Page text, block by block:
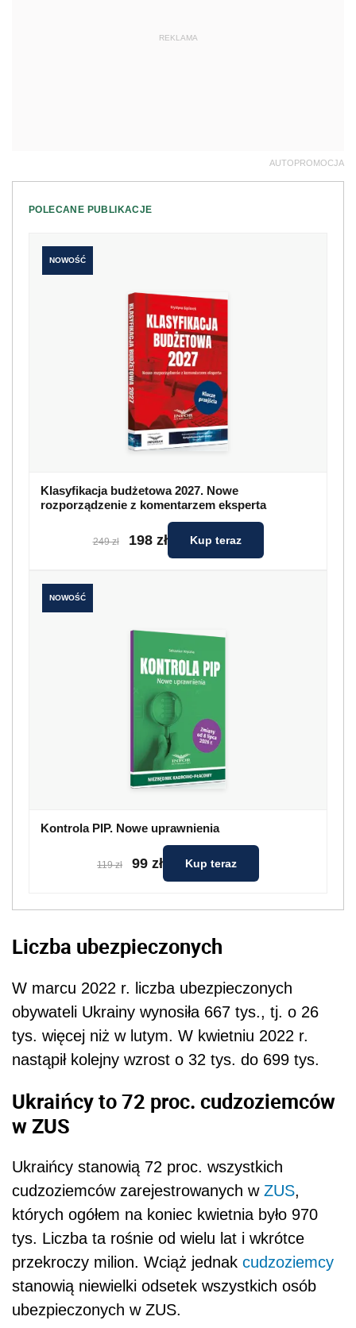
REKLAMA
AUTOPROMOCJA
POLECANE PUBLIKACJE
NOWOŚĆ
Klasyfikacja budżetowa 2027. Nowe
rozporządzenie z komentarzem eksperta
249 zł 198 zł Kup teraz
NOWOŚĆ
Kontrola PIP. Nowe uprawnienia
119 zł 99 zł Kup teraz
Liczba ubezpieczonych
W marcu 2022 r. liczba ubezpieczonych
obywateli Ukrainy wynosiła 667 tys., tj. o 26
tys. więcej niż w lutym. W kwietniu 2022 r.
nastąpił kolejny wzrost o 32 tys. do 699 tys.
Ukraińcy to 72 proc. cudzoziemców
w ZUS
Ukraińcy stanowią 72 proc. wszystkich
cudzoziemców zarejestrowanych w ZUS,
których ogółem na koniec kwietnia było 970
tys. Liczba ta rośnie od wielu lat i wkrótce
przekroczy milion. Wciąż jednak cudzoziemcy
stanowią niewielki odsetek wszystkich osób
ubezpieczonych w ZUS.